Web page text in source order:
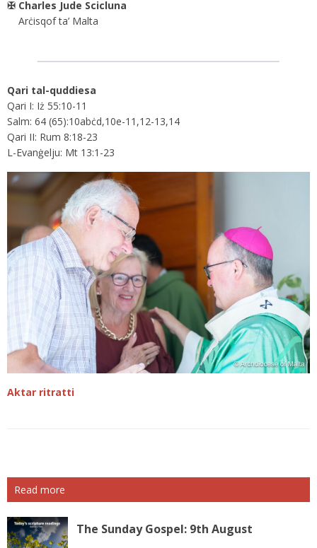
✠ Charles Jude Scicluna
Arċisqof ta’ Malta
Qari tal-quddiesa
Qari I: Iż 55:10-11
Salm: 64 (65):10abċd,10e-11,12-13,14
Qari II: Rum 8:18-23
L-Evanġelju: Mt 13:1-23
Aktar ritratti
Read more
The Sunday Gospel: 9th August